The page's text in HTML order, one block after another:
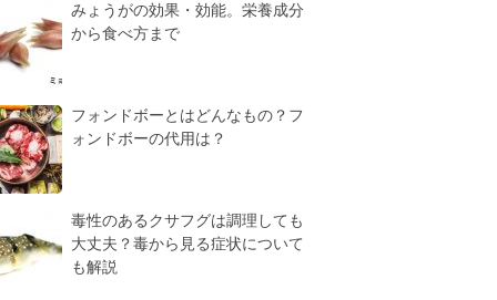
みょうがの効果・効能。栄養成分
から食べ方まで
フォンドボーとはどんなもの？フ
ォンドボーの代用は？
毒性のあるクサフグは調理しても
大丈夫？毒から見る症状について
も解説